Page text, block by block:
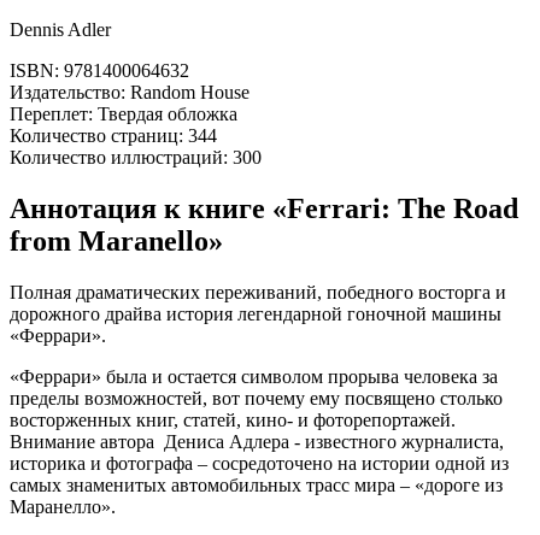
Dennis Adler
ISBN: 9781400064632
Издательство: Random House
Переплет: Твердая обложка
Количество страниц: 344
Количество иллюстраций: 300
Аннотация к книге «Ferrari: The Road
from Maranello»
Полная драматических переживаний, победного восторга и
дорожного драйва история легендарной гоночной машины
«Феррари».
«Феррари» была и остается символом прорыва человека за
пределы возможностей, вот почему ему посвящено столько
восторженных книг, статей, кино- и фоторепортажей.
Внимание автора Дениса Адлера - известного журналиста,
историка и фотографа – сосредоточено на истории одной из
самых знаменитых автомобильных трасс мира – «дороге из
Маранелло».